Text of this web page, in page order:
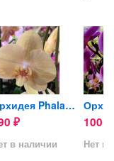
Орхидея Phalaenopsis Golden...
₽
в наличии
100
Нет в